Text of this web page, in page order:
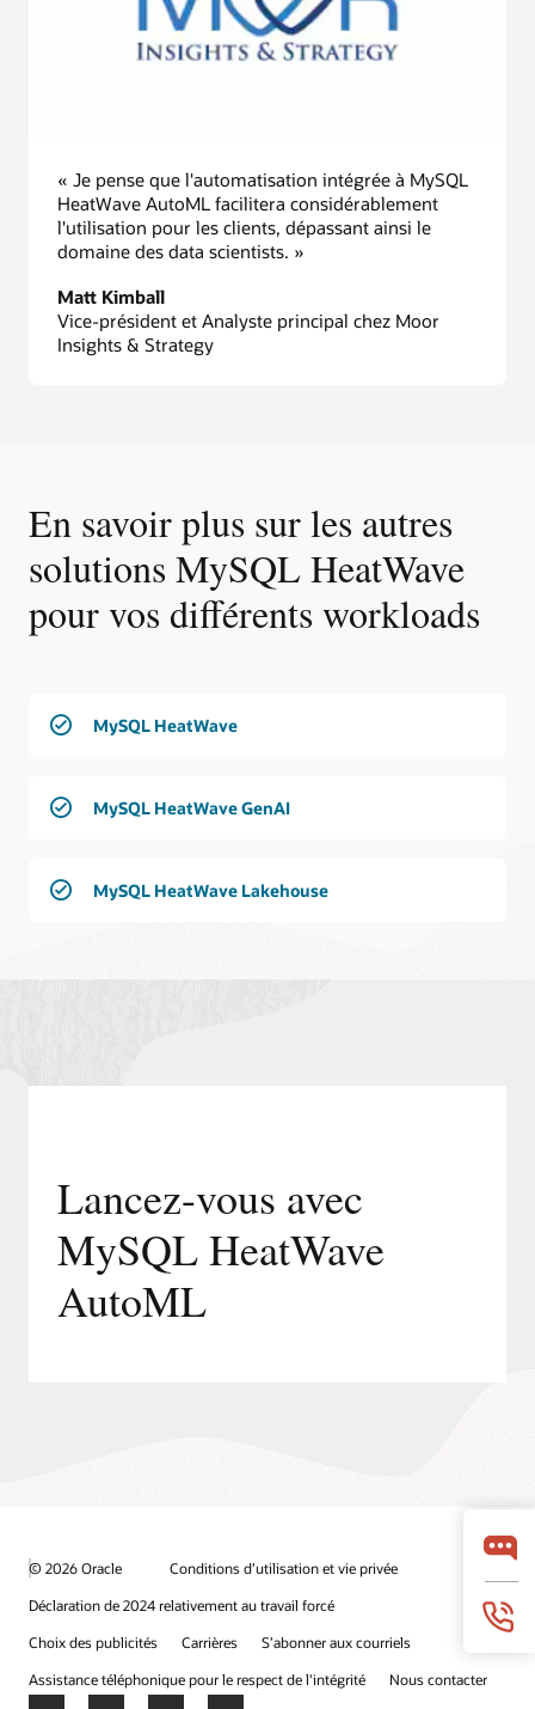
« Je pense que l'automatisation intégrée à MySQL
HeatWave AutoML facilitera considérablement
l'utilisation pour les clients, dépassant ainsi le
domaine des data scientists. »
Matt Kimball
Vice-président et Analyste principal chez Moor
Insights & Strategy
En savoir plus sur les autres
solutions MySQL HeatWave
pour vos différents workloads
MySQL HeatWave
MySQL HeatWave GenAI
MySQL HeatWave Lakehouse
Lancez-vous avec
MySQL HeatWave
AutoML
© 2026 Oracle
Conditions d’utilisation et vie privée
Déclaration de 2024 relativement au travail forcé
Choix des publicités
Carrières
S’abonner aux courriels
Assistance téléphonique pour le respect de l'intégrité
Nous contacter